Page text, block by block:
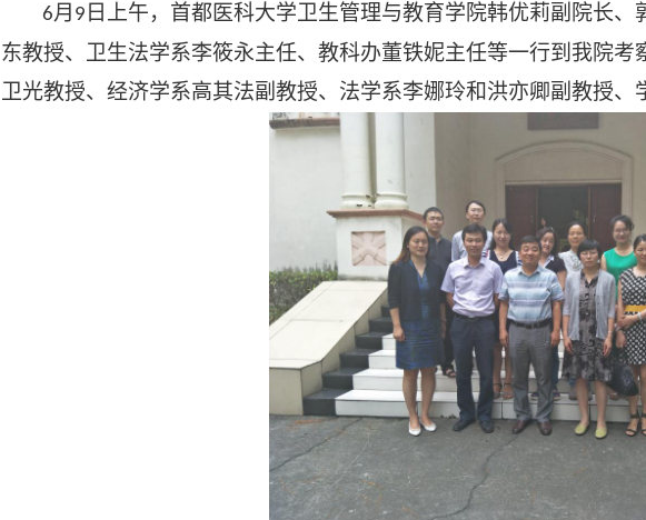
6月 9 日上午，首都医科大学卫生管理与教育学院韩优莉副院长
东教授、卫生法学系李筱永主任、教科办董铁妮主任等一行到我院
卫光教授、经济学系高其法副教授、法学系李娜玲和洪亦卿副教授、